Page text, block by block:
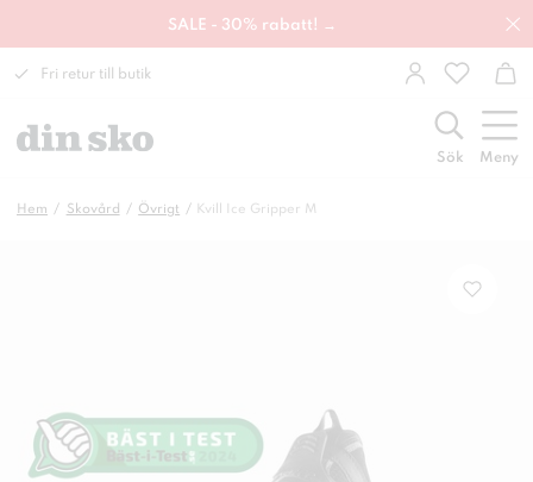
SALE - 30% rabatt! →
Fri retur till butik
Sök Meny
Hem Skovård Övrigt Kvill Ice Gripper M